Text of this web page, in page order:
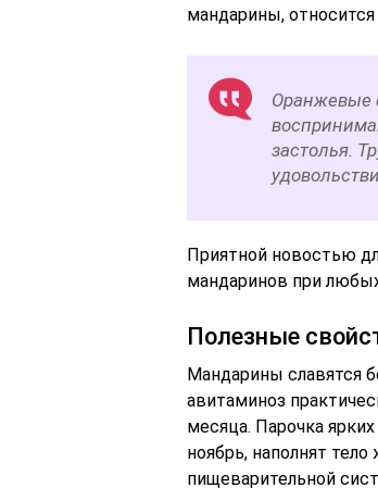
мандарины,
Оранжевые
застолья.
Приятной новостью
мандаринов при
Полезные
Мандарины славятся
авитаминоз
месяца. Парочка
ноябрь, наполнят
пищеварительной